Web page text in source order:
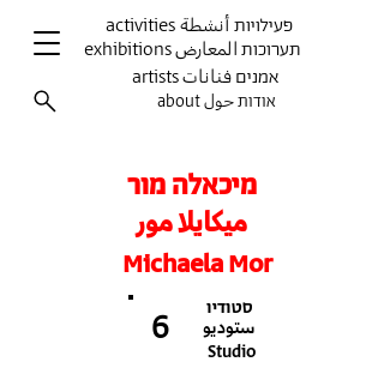
activities פעילויות أنشطة
exhibitions תערוכות المعارض
artists אמנים فنانات
about אודות حول
מיכאלה מור
ميكايلا مور
Michaela Mor
6 ستوديو
סטודיו
Studio